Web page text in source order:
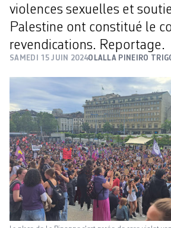
violences sexuelles et
Palestine ont constitué le
revendications. Reportage.
SAMEDI 15 JUIN 2024OLALLA PINEIRO